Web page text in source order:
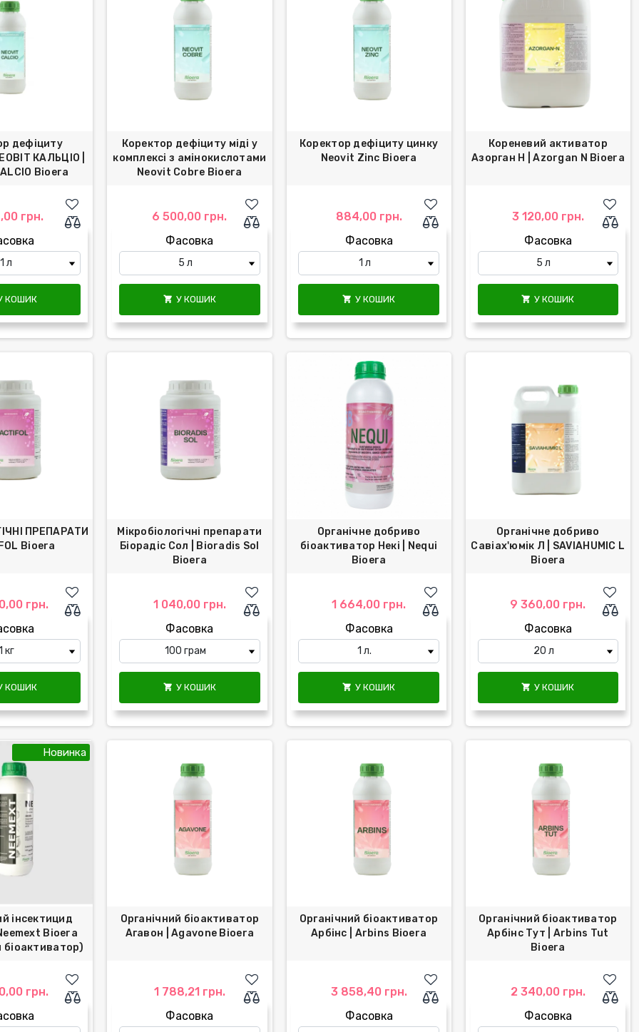
дефіциту
КАЛЬЦІО |
Bioera
грн.
КОШИК
Коректор дефіциту міді у
комплексі з амінокислотами
Neovit Cobre Bioera
6 500,00 грн.
Фасовка
 У КОШИК
Коректор дефіциту цинку
Neovit Zinc Bioera
884,00 грн.
Фасовка
 У КОШИК
Кореневий активатор
Азорган Н | Azorgan N Bioera
3 120,00 грн.
Фасовка
 У КОШИК
ПРЕПАРАТИ
Bioera
грн.
КОШИК
Мікробіологічні препарати
Біорадіс Сол | Bioradis Sol
Bioera
1 040,00 грн.
Фасовка
 У КОШИК
Органічне добриво
біоактиватор Некі | Nequi
Bioera
1 664,00 грн.
Фасовка
 У КОШИК
Органічне добриво
Савіах'юмік Л | SAVIAHUMIC L
Bioera
9 360,00 грн.
Фасовка
 У КОШИК
Новинка
інсектицид
Bioera
біоактиватор)
грн.
Органічний біоактиватор
Агавон | Agavone Bioera
1 788,21 грн.
Фасовка
Органічний біоактиватор
Арбінс | Arbins Bioera
3 858,40 грн.
Фасовка
Органічний біоактиватор
Арбінс Тут | Arbins Tut
Bioera
2 340,00 грн.
Фасовка